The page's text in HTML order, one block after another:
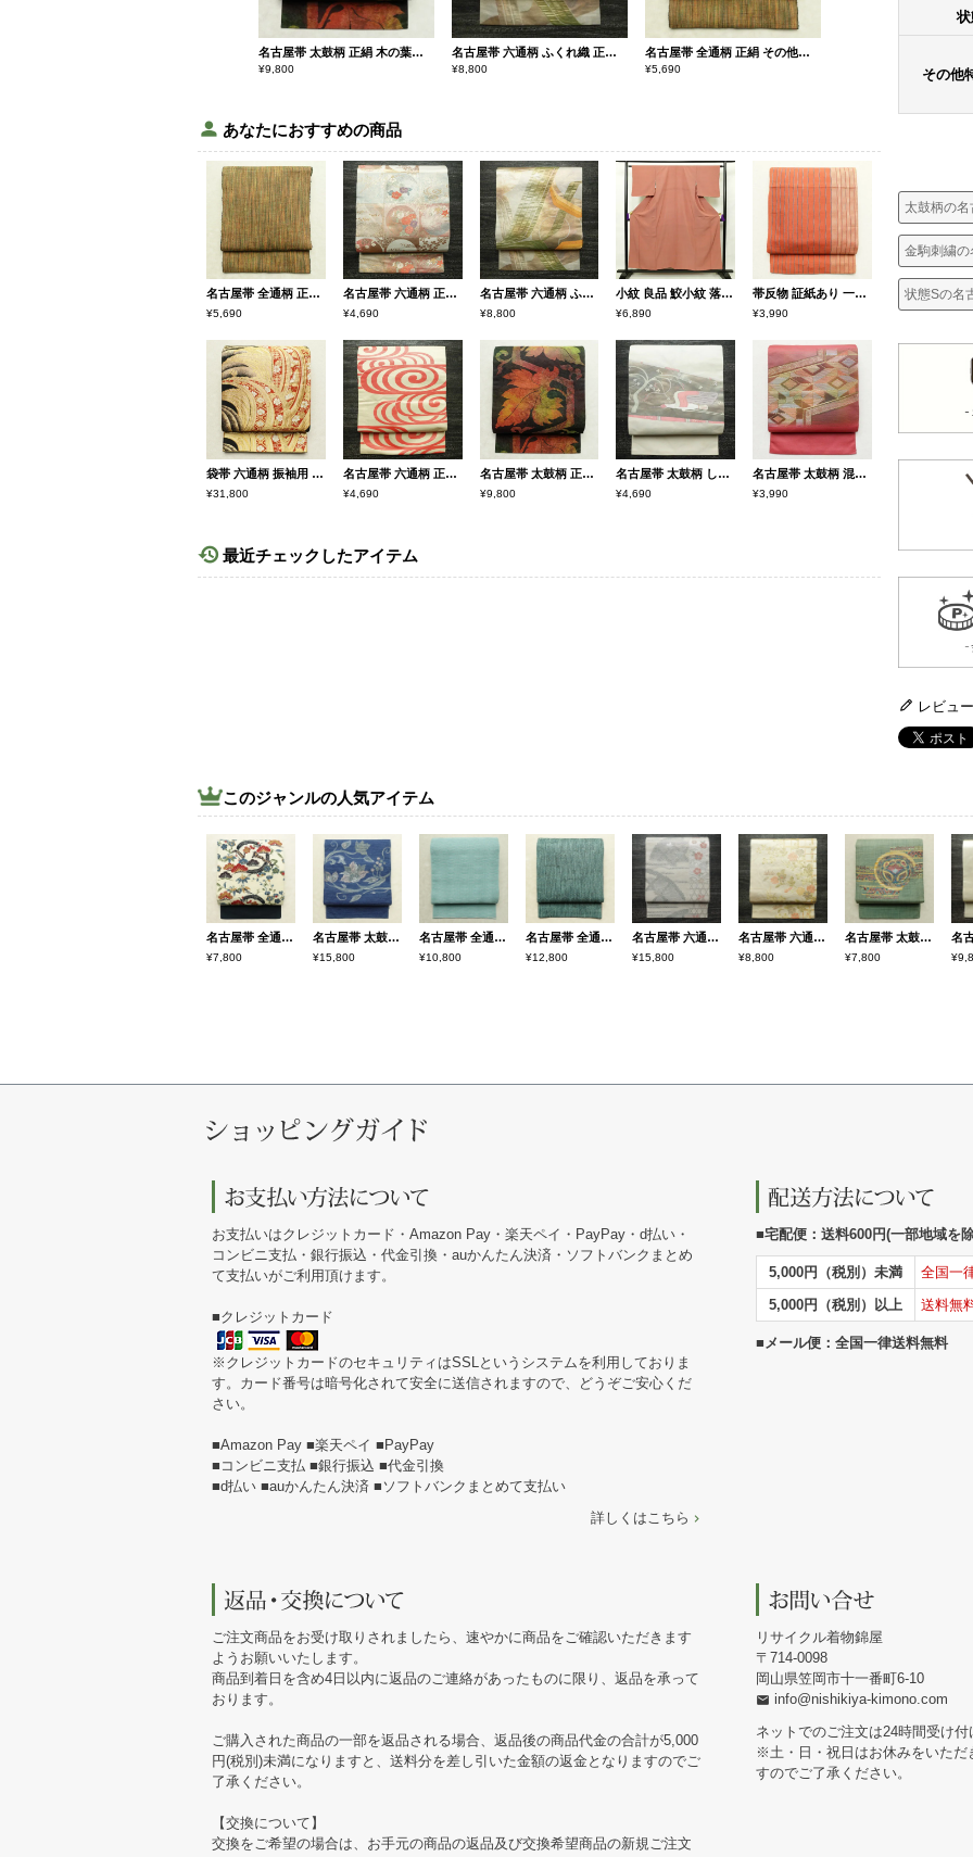
その他
太鼓柄の
金駒刺繍の
状態Sの名
レビュ
名古屋帯 太鼓柄 正絹 木の葉・植物柄 名古屋仕立て 帯 緑・うぐいす色
¥9,800
名古屋帯 六通柄 ふくれ織 正絹 幾何学柄・抽象柄 なごや帯 リサイクル帯 帯 引箔 多色使い
¥8,800
名古屋帯 全通柄 正絹 その他の柄 松葉仕立て 帯 黄・黄土色
¥5,690
あなたにおすすめの商品
名古屋帯 全通柄 正絹 その他の柄 松葉仕立て 帯 黄・黄土色
¥5,690
名古屋帯 六通柄 正絹 古典柄 名古屋仕立て 箔 帯 多色使い
¥4,690
名古屋帯 六通柄 ふくれ織 正絹 幾何学柄・抽象柄 なごや帯 リサイクル帯 帯 引箔 多色使い
¥8,800
小紋 良品 鮫小紋 落款入り 縮緬 しつけ糸付き 正絹 古典柄 袷仕立て 身丈154.5cm 裄丈64cm 茶
¥6,890
帯反物 証紙あり 一般用 混紡 縞柄・線柄 橙
¥3,990
袋帯 六通柄 振袖用 正絹 流水・波柄 蝶 金・銀
¥31,800
名古屋帯 六通柄 正絹 流水・波柄 名古屋仕立て なごや帯 リサイクル帯 帯 クリーム
¥4,690
名古屋帯 太鼓柄 正絹 木の葉・植物柄 名古屋仕立て 帯 緑・うぐいす色
¥9,800
名古屋帯 太鼓柄 しつけ糸付き 正絹 人物・動物柄 名古屋仕立て 箔 帯 白
¥4,690
名古屋帯 太鼓柄 混紡 幾何学柄・抽象柄 松葉仕立て ピンク
¥3,990
最近チェックしたアイテム
このジャンルの人気アイテム
名古屋帯 全通柄 正絹 古典柄 名古屋仕立て なごや帯 リサイクル帯 帯 クリーム
¥7,800
名古屋帯 太鼓柄 美品 正絹 花柄 松葉仕立て なごや帯 リサイクル帯 帯 青・紺
¥15,800
名古屋帯 全通柄 良品 夏用 混紡 縞柄・線柄 松葉仕立て なごや帯 リサイクル帯 帯 青・紺
¥10,800
名古屋帯 全通柄 良品 正絹 亀甲柄 通し仕立て なごや帯 リサイクル帯 帯 緑・うぐいす色
¥12,800
名古屋帯 六通柄 美品 夏用 混紡 木の葉・植物柄 通し仕立て なごや帯 リサイクル帯 帯 未使用品 グレー
¥15,800
名古屋帯 六通柄 正絹 花柄 名古屋仕立て なごや帯 リサイクル帯 帯 箔 金糸 ベージュ
¥8,800
名古屋帯 太鼓柄 正絹 幾何学柄・抽象柄 松葉仕立て なごや帯 リサイクル帯 帯 緑・うぐいす色
¥7,800
お支払いはクレジットカード・Amazon Pay・楽天ペイ・PayPay・d払い・
コンビニ支払・銀行振込・代金引換・auかんたん決済・ソフトバンクまとめ
て支払いがご利用頂けます。
■クレジットカード
※クレジットカードのセキュリティはSSLというシステムを利用しておりま
す。カード番号は暗号化されて安全に送信されますので、どうぞご安心くだ
さい。
■Amazon Pay ■楽天ペイ ■PayPay
■コンビニ支払 ■銀行振込 ■代金引換
■d払い ■auかんたん決済 ■ソフトバンクまとめて支払い
詳しくはこちら
■宅配便：送料600円(一部地域を
5,000円（税別）未満
全国一
5,000円（税別）以上
送料無
■メール便：全国一律送料無料
ご注文商品をお受け取りされましたら、速やかに商品をご確認いただきます
ようお願いいたします。
商品到着日を含め4日以内に返品のご連絡があったものに限り、返品を承って
おります。
ご購入された商品の一部を返品される場合、返品後の商品代金の合計が5,000
円(税別)未満になりますと、送料分を差し引いた金額の返金となりますのでご
了承ください。
【交換について】
交換をご希望の場合は、お手元の商品の返品及び交換希望商品の新規ご注文
リサイクル着物錦屋
714-0098
岡山県笠岡市十一番町6-10
info@nishikiya-kimono.com
ネットでのご注文は24時間受け
※土・日・祝日はお休みをいただ
すのでご了承ください。